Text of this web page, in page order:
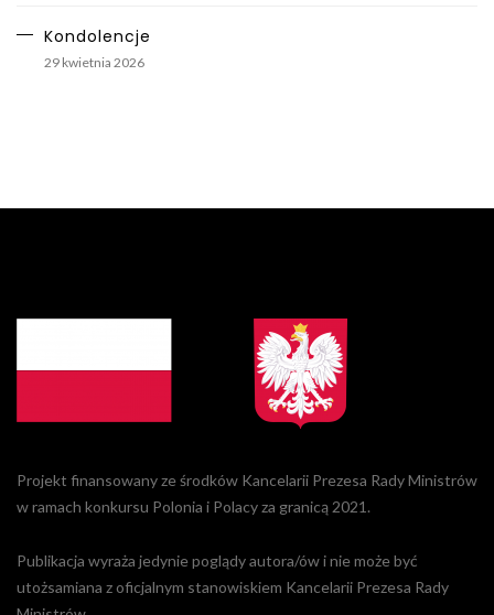
Kondolencje
29 kwietnia 2026
Projekt finansowany ze środków Kancelarii Prezesa Rady Ministrów
w ramach konkursu Polonia i Polacy za granicą 2021.
Publikacja wyraża jedynie poglądy autora/ów i nie może być
utożsamiana z oficjalnym stanowiskiem Kancelarii Prezesa Rady